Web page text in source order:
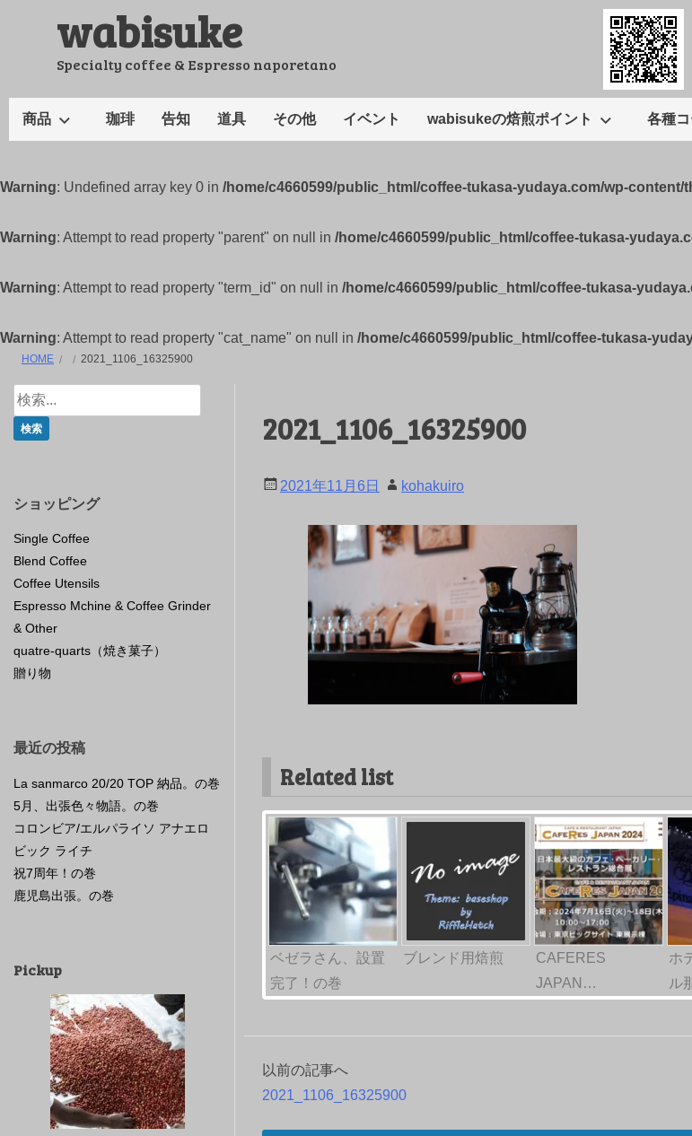
キ
プ
wabisuke
Specialty coffee & Espresso naporetano
商品 珈琲 告知 道具 その他 イベント wabisukeの焙煎ポイント 各種
Warning: Undefined array key 0 in /home/c4660599/public_html/coffee-tukasa-yudaya.com/wp-
Warning: Attempt to read property "parent" on null in /home/c4660599/public_html/coffee-tukasa-
Warning: Attempt to read property "term_id" on null in /home/c4660599/public_html/coffee-tukasa-
Warning: Attempt to read property "cat_name" on null in /home/c4660599/public_html/coffee-tukasa-
HOME 2021_1106_16325900
2021_1106_16325900
2021年11月6日 kohakuiro
Related list
ベゼラさん、設置
完了！の巻
ブレンド用焙煎
CAFERES
JAPAN…
ホ
ル
投
以前の記事へ
2021_1106_16325900
ショッピング
Single Coffee
Blend Coffee
Coffee Utensils
Espresso Mchine & Coffee Grinder
& Other
quatre-quarts（焼き菓子）
贈り物
最近の投稿
La sanmarco 20/20 TOP 納品。の巻
5月、出張色々物語。の巻
コロンビア/エルパライソ アナエロ
ビック ライチ
祝7周年！の巻
鹿児島出張。の巻
Pickup